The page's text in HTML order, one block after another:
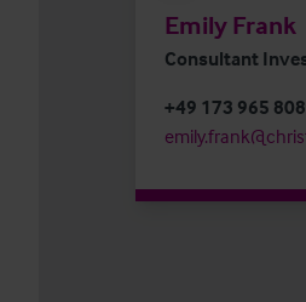
Emily Frank
Consultant
+49 173 965